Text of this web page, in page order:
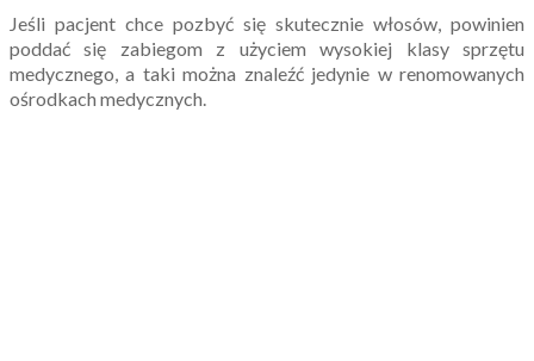
Jeśli pacjent chce pozbyć się skutecznie włosów, powinien
poddać się zabiegom z użyciem wysokiej klasy sprzętu
medycznego, a taki można znaleźć jedynie w renomowanych
ośrodkach medycznych.